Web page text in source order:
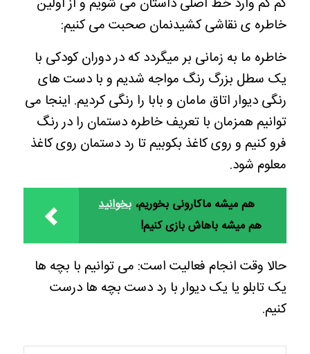
خاطره ی نقاشی کشیدنمان صحبت می کنیم:
خاطره ما به زمانی بر میگردد که در دوران کودکی با
یک سطل بزرگ رنگ مواجه شدیم و با دست های
رنگی دیوار اتاق مامان و بابا را رنگی کردیم. اینجا می
توانیم همزمان با تعریف خاطره دستمان را در رنگ
فرو کنیم و روی کاغذ بکوبیم تا رد دستمان روی کاغذ
معلوم شود.
بخوانید هم میشه ماکارونی بخوریم،
هم میشه باهاش بازی کنیم!
حالا وقت انجام فعالیت است: می توانیم با بچه ها
یک تابلو یا یک دیوار با رد دست بچه ها درست
کنیم.